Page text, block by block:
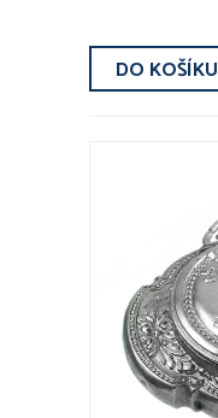
DO KOŠÍKU